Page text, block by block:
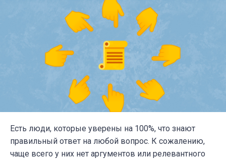
Есть люди, которые уверены на 100%, что знают
правильный ответ на любой вопрос. К сожалению,
чаще всего у них нет аргументов или релевантного